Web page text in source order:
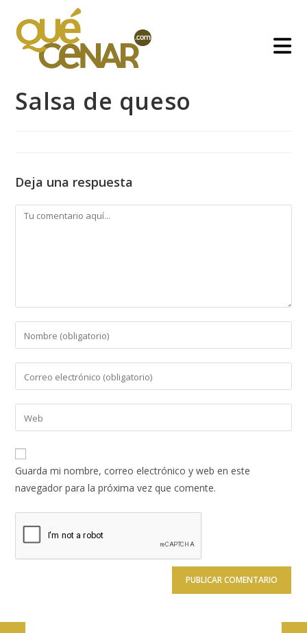
contenido
Salsa de queso
Deja una respuesta
Comentario
Introduce
tu
nombre
de
usuario
para
comentar
tu
dirección
de
electrónico
para
comentar
Introduce
la
URL
de
(opcional)
Guarda mi nombre, correo electrónico y web en este
navegador para la próxima vez que comente.